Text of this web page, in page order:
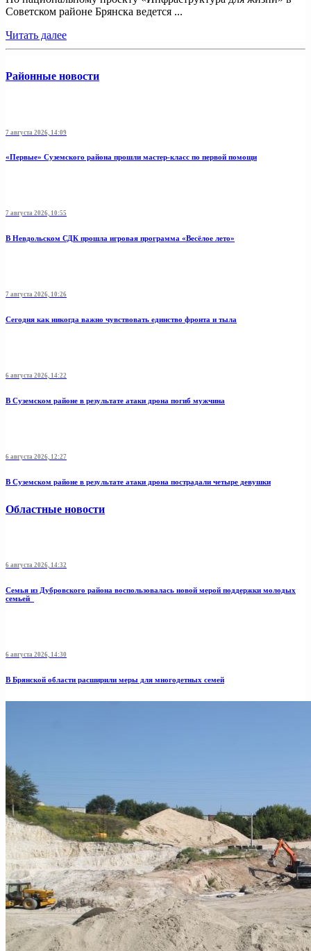
Советском районе Брянска ведется ...
Читать далее
Районные новости
7 августа 2026, 14:09
«Первые» Суземского района прошли мастер-класс по первой помощи
7 августа 2026, 10:55
В Невдольском СДК прошла игровая программа «Весёлое лето»
7 августа 2026, 10:26
Сегодня как никогда важно чувствовать единство фронта и тыла
6 августа 2026, 14:22
В Суземском районе в результате атаки дрона погиб мужчина
6 августа 2026, 12:27
В Суземском районе в результате атаки дрона пострадали четыре девушки
Областные новости
6 августа 2026, 14:32
Семья из Дубровского района воспользовалась новой мерой поддержки молодых
семьей
6 августа 2026, 14:30
В Брянской области расширили меры для многодетных семей